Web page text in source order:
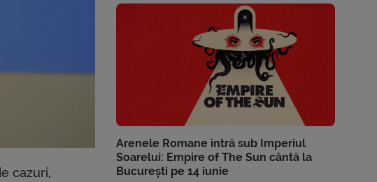
cazuri,
Arenele Romane intră sub Imperiul
Soarelui: Empire of The Sun cântă la
București pe 14 iunie